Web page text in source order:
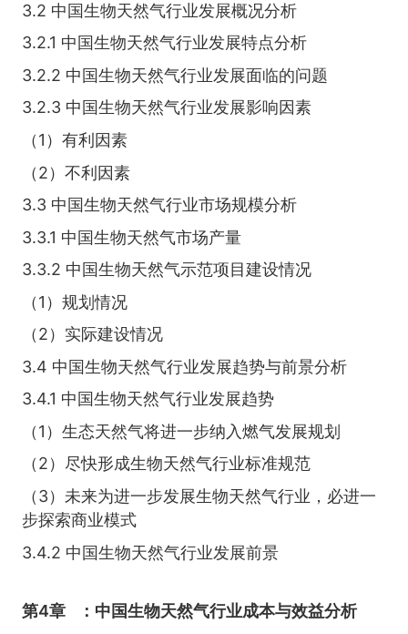
3.2 中国生物天然气行业发展概况分析
3.2.1 中国生物天然气行业发展特点分析
3.2.2 中国生物天然气行业发展面临的问题
3.2.3 中国生物天然气行业发展影响因素
（1）有利因素
（2）不利因素
3.3 中国生物天然气行业市场规模分析
3.3.1 中国生物天然气市场产量
3.3.2 中国生物天然气示范项目建设情况
（1）规划情况
（2）实际建设情况
3.4 中国生物天然气行业发展趋势与前景分析
3.4.1 中国生物天然气行业发展趋势
（1）生态天然气将进一步纳入燃气发展规划
（2）尽快形成生物天然气行业标准规范
（3）未来为进一步发展生物天然气行业，必进一
步探索商业模式
3.4.2 中国生物天然气行业发展前景
第4章 ：中国生物天然气行业成本与效益分析